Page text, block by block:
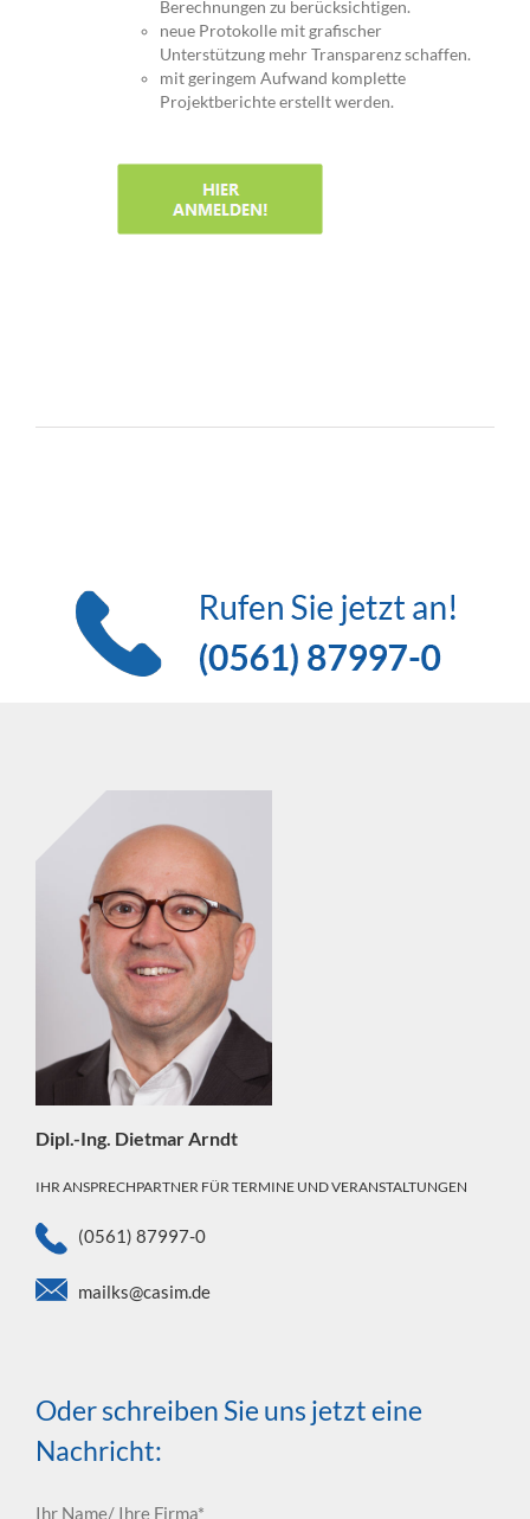
Berechnungen zu berücksichtigen.
neue Protokolle mit grafischer
Unterstützung mehr Transparenz schaffen.
mit geringem Aufwand komplette
Projektberichte erstellt werden.
Dipl.-Ing. Dietmar Arndt
IHR ANSPRECHPARTNER FÜR TERMINE UND VERANSTALTUNGEN
(0561) 87997-0
mailks@casim.de
Oder schreiben Sie uns jetzt eine
Nachricht:
Ihr Name/ Ihre Firma*